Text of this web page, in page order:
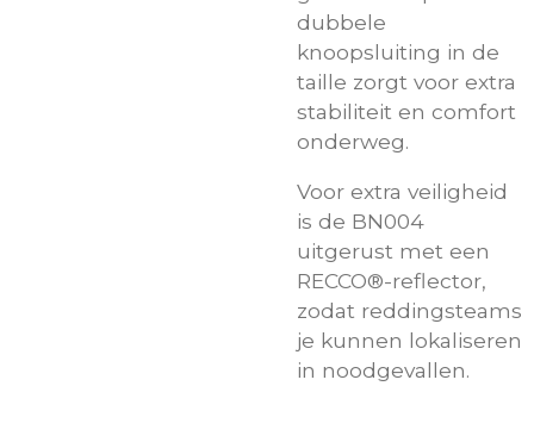
dubbele
knoopsluiting in de
taille zorgt voor extra
stabiliteit en comfort
onderweg.
Voor extra veiligheid
is de BN004
uitgerust met een
RECCO®-reflector,
zodat reddingsteams
je kunnen lokaliseren
in noodgevallen.